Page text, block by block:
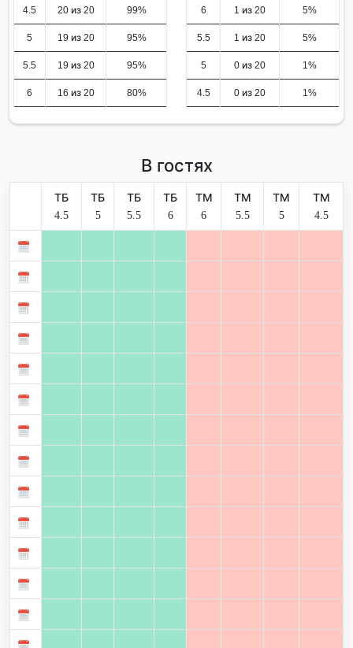
4.5 20 из 20 99%
5 19 из 20 95%
5.5 19 из 20 95%
6 16 из 20 80%
6 1 из 20 5%
5.5 1 из 20 5%
5 0 из 20 1%
4.5 0 из 20 1%
В гостях
ТБ
4.5
ТБ
5
ТБ
5.5
ТБ
6
ТМ
6
ТМ
5.5
ТМ
5
ТМ
4.5